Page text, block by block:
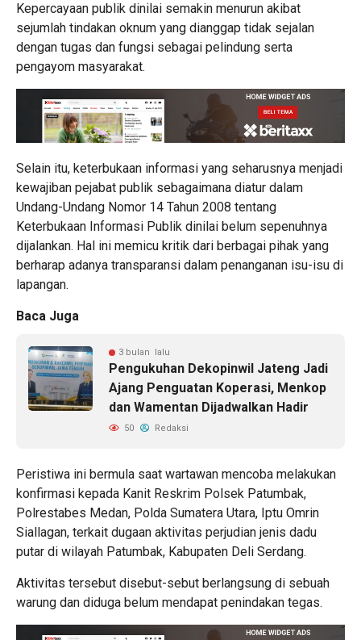
Kepercayaan publik dinilai semakin menurun akibat
sejumlah tindakan oknum yang dianggap tidak sejalan
dengan tugas dan fungsi sebagai pelindung serta
pengayom masyarakat.
Selain itu, keterbukaan informasi yang seharusnya menjadi
kewajiban pejabat publik sebagaimana diatur dalam
Undang-Undang Nomor 14 Tahun 2008 tentang
Keterbukaan Informasi Publik dinilai belum sepenuhnya
dijalankan. Hal ini memicu kritik dari berbagai pihak yang
berharap adanya transparansi dalam penanganan isu-isu di
lapangan.
Baca Juga
3 bulan lalu
Pengukuhan Dekopinwil Jateng Jadi
Ajang Penguatan Koperasi, Menkop
dan Wamentan Dijadwalkan Hadir
50 Redaksi
Peristiwa ini bermula saat wartawan mencoba melakukan
konfirmasi kepada Kanit Reskrim Polsek Patumbak,
Polrestabes Medan, Polda Sumatera Utara, Iptu Omrin
Siallagan, terkait dugaan aktivitas perjudian jenis dadu
putar di wilayah Patumbak, Kabupaten Deli Serdang.
Aktivitas tersebut disebut-sebut berlangsung di sebuah
warung dan diduga belum mendapat penindakan tegas.